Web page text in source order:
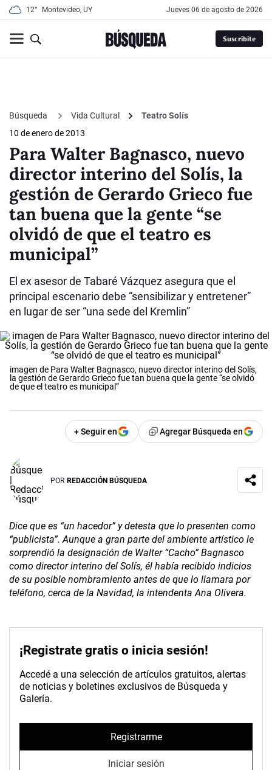
12° Montevideo, UY jueves 06 de agosto de 2026
Suscribite
Búsqueda Vida Cultural
Teatro Solís
10 de enero de 2013
Para Walter Bagnasco, nuevo
director interino del Solís, la
gestión de Gerardo Grieco fue
tan buena que la gente “se
olvidó de que el teatro es
municipal”
El ex asesor de Tabaré Vázquez asegura que el
principal escenario debe “sensibilizar y entretener”
en lugar de ser “una sede del Kremlin”
imagen de Para Walter Bagnasco, nuevo director interino del Solís,
la gestión de Gerardo Grieco fue tan buena que la gente “se olvidó
de que el teatro es municipal”
+ Seguir en Agregar Búsqueda en
POR REDACCIÓN BÚSQUEDA
Dice que es “un hacedor” y detesta que lo presenten como
“publicista”. Aunque a gran parte del ambiente artístico le
sorprendió la designación de Walter “Cacho” Bagnasco
como director interino del Solís, él había recibido indicios
de su posible nombramiento antes de que lo llamara por
teléfono, cerca de la Navidad, la intendenta Ana Olivera.
¡Registrate gratis o inicia sesión!
Accedé a una selección de artículos gratuitos, alertas
de noticias y boletines exclusivos de Búsqueda y
Galería.
Registrarme
Iniciar sesión